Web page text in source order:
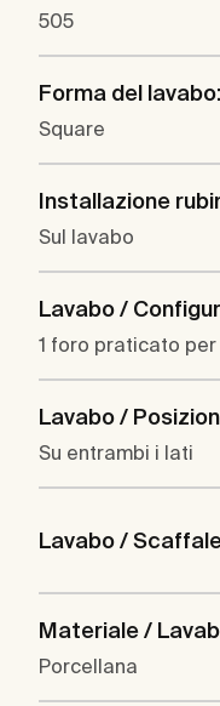
505
Forma del lavabo:
Square
Installazione
Sul lavabo
Lavabo /
1 foro praticato
Lavabo /
Su entrambi i lati
Lavabo /
Materiale /
Porcellana